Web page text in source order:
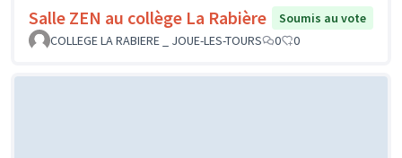
Salle ZEN au collège La Rabière
Soumis au vote
COLLEGE LA RABIERE _ JOUE-LES-TOURS
0 0